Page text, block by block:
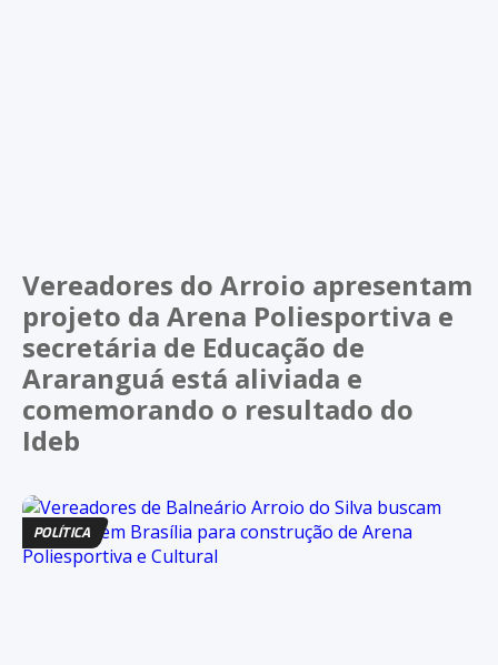
Vereadores do Arroio apresentam
projeto da Arena Poliesportiva e
secretária de Educação de
Araranguá está aliviada e
comemorando o resultado do
Ideb
POLÍTICA